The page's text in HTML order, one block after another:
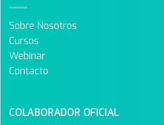
Sobre Nosotros
Cursos
Webinar
Contacto
COLABORADOR OFICIAL